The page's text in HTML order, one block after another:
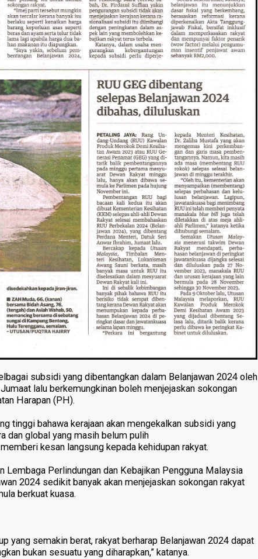
subsidi yang dibentangkan dalam Belanjawan 2024 oleh
lalu berkemungkinan boleh menjejaskan sokongan
Harapan (PH).
tinggi bahawa kerajaan akan mengekalkan subsidi yang
dan global yang masih belum pulih
kesan langsung kepada kehidupan rakyat.
Lembaga Perlindungan dan Kebajikan Pengguna Malaysia
2024 sedikit banyak akan menjejaskan sokongan rakyat
berkuat kuasa.
yang semakin berat, rakyat berharap Belanjawan 2024 dapat
bukan sesuatu yang diharapkan,” katanya.